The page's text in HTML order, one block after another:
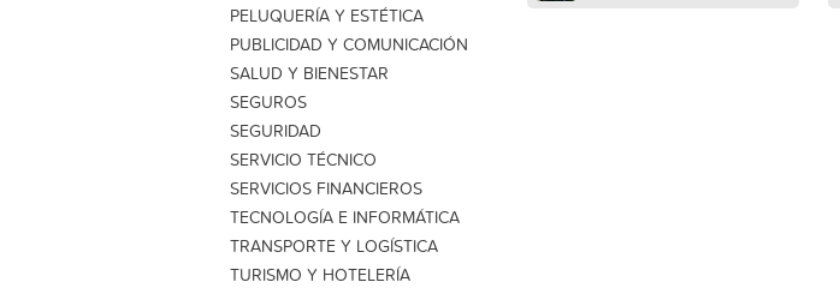
PELUQUERÍA Y ESTÉTICA
PUBLICIDAD Y COMUNICACIÓN
SALUD Y BIENESTAR
SEGUROS
SEGURIDAD
SERVICIO TÉCNICO
SERVICIOS FINANCIEROS
TECNOLOGÍA E INFORMÁTICA
TRANSPORTE Y LOGÍSTICA
TURISMO Y HOTELERÍA